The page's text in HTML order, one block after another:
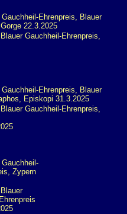
Gauchheil-Ehrenpreis,
Gauchheil-Ehrenpreis,